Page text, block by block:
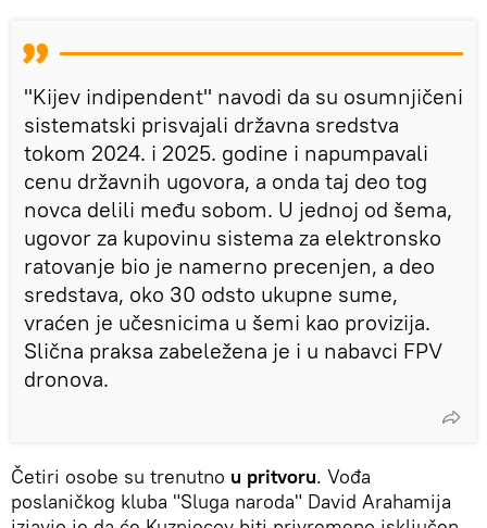
"Kijev indipendent" navodi da su osumnjičeni
sistematski prisvajali državna sredstva
tokom 2024. i 2025. godine i napumpavali
cenu državnih ugovora, a onda taj deo tog
novca delili među sobom. U jednoj od šema,
ugovor za kupovinu sistema za elektronsko
ratovanje bio je namerno precenjen, a deo
sredstava, oko 30 odsto ukupne sume,
vraćen je učesnicima u šemi kao provizija.
Slična praksa zabeležena je i u nabavci FPV
dronova.
Četiri osobe su trenutno u pritvoru. Vođa
poslaničkog kluba "Sluga naroda" David Arahamija